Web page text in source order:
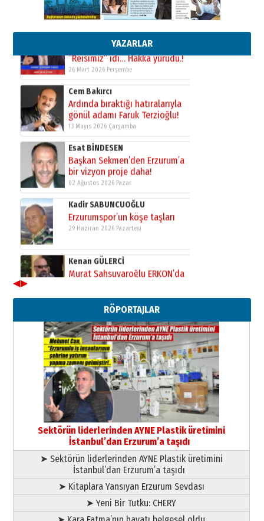
YAZARLAR
Esat BİNDESEN
Başkan Sekmen’den Erzurum’a
bir vizyon proje daha!
02 Ağustos 2026 Pazar
Kadir SABUNCUOĞLU
Erzurumspor’un köşe taşları
29 Haziran 2026 Pazartesi
Kenan GÜLERCİ
Murat Şahsuvaroğlu ERKON’da
çıtayı yukarı taşırken,
yönetimdekiler aşağı
çekmemeli!
17 Şubat 2026 SalıOrhan BOZKURT
Bir fotoğraf, bir şehir, bir
gazeteci… Dizginler kimin
elinde?
31 Mart 2026 Salı
A. Berhan Yılmaz
SEÇİYORSUNUZ… “NEDEN
ATATÜRK ÜNİVERSİTESİ?”
28 Temmuz 2026 Salı
Ahmed Yesevi’den bir Alperen…
”Reisimiz” idi… Hakka yürüdü.!
26 Mart 2026 Perşembe
Cem Bakırcı
Ardında bıraktığı hatıralarıyla
gönül adamı Faruk Terzioğlu!
13 Mayıs 2026 Çarşamba
Esat BİNDESEN
Başkan Sekmen’den Erzurum’a
bir vizyon proje daha!
02 Ağustos 2026 Pazar
◀▶
RÖPORTAJLAR
Sektörün liderlerinden AYNE Plastik üretimini
İstanbul’dan Erzurum’a taşıdı
➤ Sektörün liderlerinden AYNE Plastik üretimini
İstanbul’dan Erzurum’a taşıdı
➤ Kitaplara Yansıyan Erzurum Sevdası
➤ Yeni Bir Tutku: CHERY